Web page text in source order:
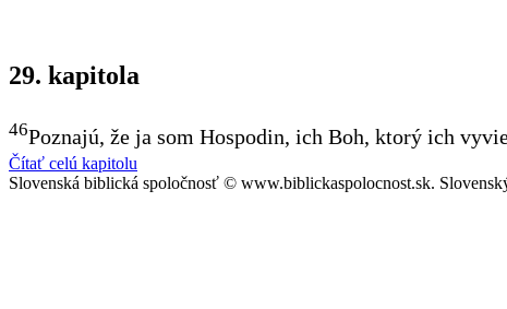
29. kapitola
46Poznajú, že ja som Hospodin, ich Boh, ktorý ich
Čítať celú kapitolu
Slovenská biblická spoločnosť © www.biblickaspolocnost.sk.